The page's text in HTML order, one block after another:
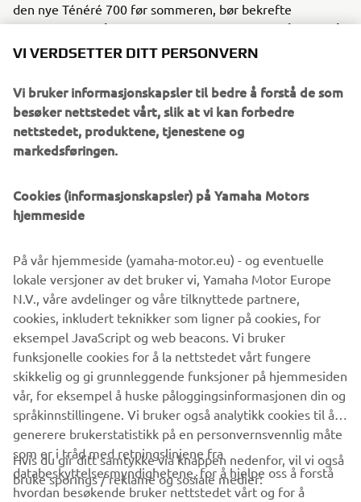
den nye Ténéré 700 før sommeren, bør bekrefte
reservasjonen så snart som mulig. Bestillinger på nett må
legges inn før systemet stenger den 31. juli 2019.
spesialprisen - leveringene starter i juli. Ténéré 700 fås i
tre farger: Ceramic Ice, Competition White og Power
Black.
Etter å ha levert det første partiet med nettreservasjoner
kommer Yamaha til å starte med levering av Ténéré 700
standardprisen på kr. 135 900.
* Vi gjør oppmerksom på at prisene som er oppgitt er
uten tilbehør og at prisene varierer fra land til land.
Kontakt din lokale presseansvarlige for spesifikk
informasjon.
VIRKSOMHET
VI VERDSETTER DITT PERSONVERN
Vi bruker informasjonskapsler til bedre å forstå de som
besøker nettstedet vårt, slik at vi kan forbedre
nettstedet, produktene, tjenestene og
markedsføringen.
Cookies (informasjonskapsler) på Yamaha Motors
hjemmeside
På vår hjemmeside (yamaha-motor.eu) - og eventuelle
lokale versjoner av det bruker vi, Yamaha Motor Europe
N.V., våre avdelinger og våre tilknyttede partnere,
cookies, inkludert teknikker som ligner på cookies, for
eksempel JavaScript og web beacons. Vi bruker
funksjonelle cookies for å la nettstedet vårt fungere
skikkelig og gi grunnleggende funksjoner på hjemmesiden
vår, for eksempel å huske påloggingsinformasjonen din og
språkinnstillingene. Vi bruker også analytikk cookies til å
generere brukerstatistikk på en personvernsvennlig måte
som er i tråd med retningslinjene fra
databeskyttelsesmyndighetene, for å hjelpe oss å forstå
hvordan besøkende bruker nettstedet vårt og for å
Hvis du gir ditt samtykke via knappen nedenfor, vil vi også
bruke sporings / reklame og sosiale medier: